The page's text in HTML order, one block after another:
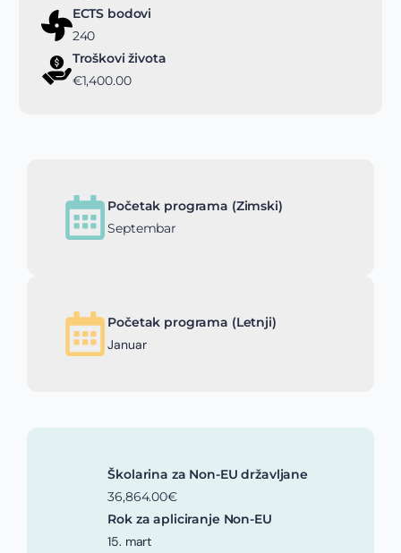
ECTS bodovi
240
Troškovi života
€1,400.00
Početak programa (Zimski)
Septembar
Početak programa (Letnji)
Januar
Školarina za Non-EU državljane
36,864.00€
Rok za apliciranje Non-EU
15. mart